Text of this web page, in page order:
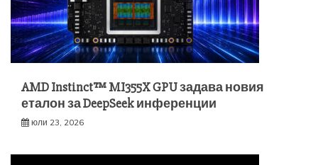
AMD Instinct™ MI355X GPU задава новия
еталон за DeepSeek инференции
юли 23, 2026